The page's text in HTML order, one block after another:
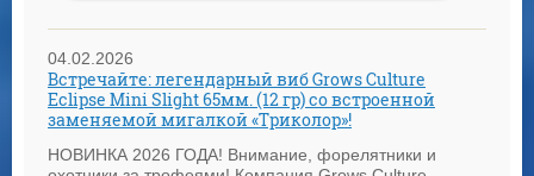
04.02.2026
Встречайте: легендарный виб Grows Culture
Eclipse Mini Slight 65мм. (12 гр) со встроенной
заменяемой мигалкой «Триколор»!
НОВИНКА 2026 ГОДА! Внимание, форелятники и